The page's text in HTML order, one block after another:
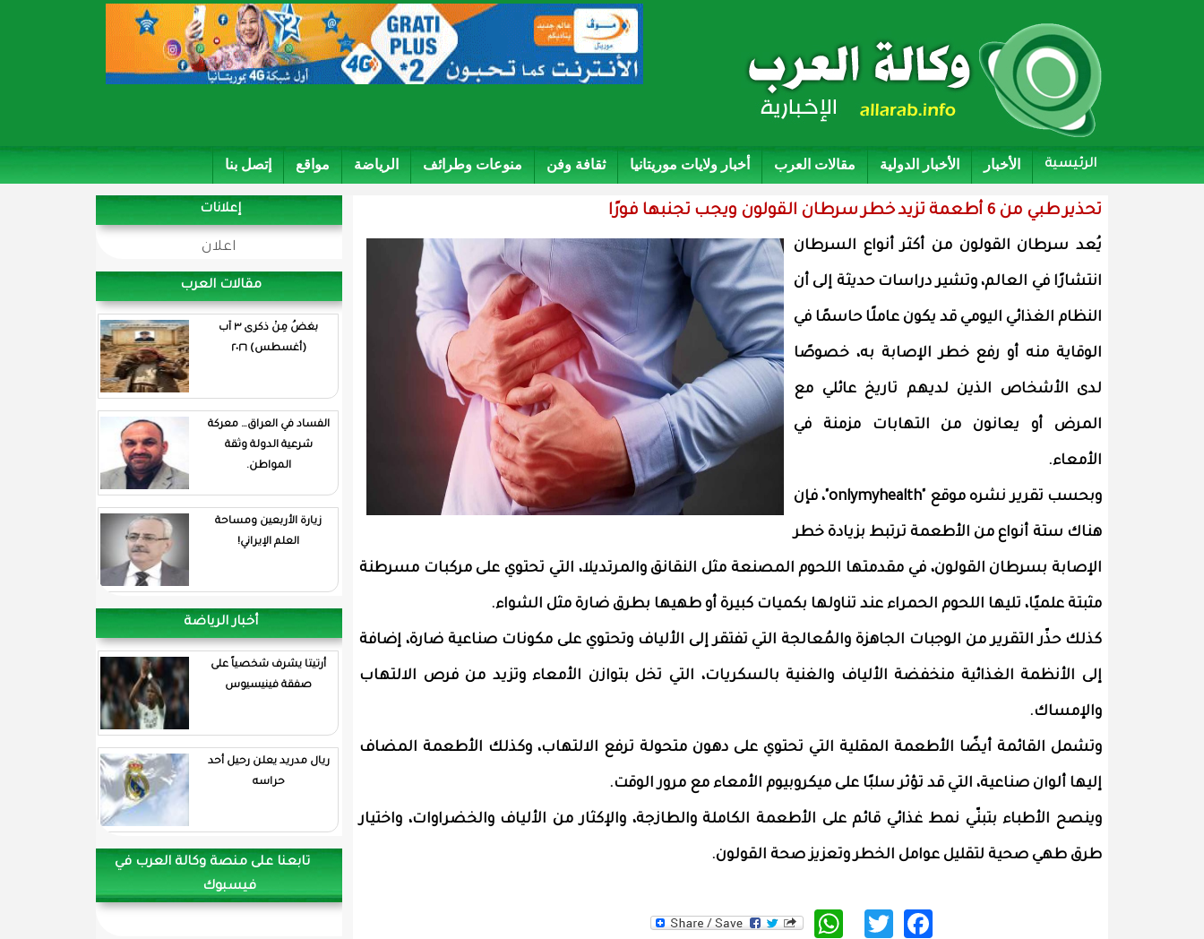
الرئيسية الأخبار الأخبار الدولية مقالات العرب أخبار ولايات موريتانيا ثقافة وفن منوعات وطرائف الرياضة مواقع إتصل بنا
تحذير طبي من 6 أطعمة تزيد خطر سرطان القولون ويجب تجنبها فورًا
يُعد سرطان القولون من أكثر أنواع السرطان
انتشارًا في العالم، وتشير دراسات حديثة إلى أن
النظام الغذائي اليومي قد يكون عاملًا حاسمًا في
الوقاية منه أو رفع خطر الإصابة به، خصوصًا
لدى الأشخاص الذين لديهم تاريخ عائلي مع
المرض أو يعانون من التهابات مزمنة في
الأمعاء.
وبحسب تقرير نشره موقع "onlymyhealth"، فإن
هناك ستة أنواع من الأطعمة ترتبط بزيادة خطر
الإصابة بسرطان القولون، في مقدمتها اللحوم المصنعة مثل النقانق والمرتديلا، التي تحتوي على مركبات مسرطنة
مثبتة علميًا، تليها اللحوم الحمراء عند تناولها بكميات كبيرة أو طهيها بطرق ضارة مثل الشواء.
كذلك حذّر التقرير من الوجبات الجاهزة والمُعالجة التي تفتقر إلى الألياف وتحتوي على مكونات صناعية ضارة، إضافة
إلى الأنظمة الغذائية منخفضة الألياف والغنية بالسكريات، التي تخل بتوازن الأمعاء وتزيد من فرص الالتهاب
والإمساك.
وتشمل القائمة أيضًا الأطعمة المقلية التي تحتوي على دهون متحولة ترفع الالتهاب، وكذلك الأطعمة المضاف
إليها ألوان صناعية، التي قد تؤثر سلبًا على ميكروبيوم الأمعاء مع مرور الوقت.
وينصح الأطباء بتبنّي نمط غذائي قائم على الأطعمة الكاملة والطازجة، والإكثار من الألياف والخضراوات، واختيار
طرق طهي صحية لتقليل عوامل الخطر وتعزيز صحة القولون.
Facebook
Twitter
WhatsApp
إعلانات
اعلان
مقالات العرب
بغضُ مِنْ ذكرى ٣ آب
(أغسطس) ٢٠٢٦
الفساد في العراق… معركة
شرعية الدولة وثقة
المواطن.
زيارة الأربعين ومساحة
العلم الإيراني!
أخبار الرياضة
أرتيتا يشرف شخصياً على
صفقة فينيسيوس
ريال مدريد يعلن رحيل أحد
حراسه
تابعنا على منصة وكالة العرب في
فيسبوك